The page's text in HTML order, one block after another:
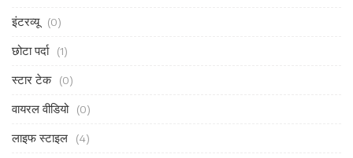
इंटरव्यू (0)
छोटा पर्दा (1)
स्टार टेक (0)
वायरल वीडियो (0)
लाइफ स्टाइल (4)